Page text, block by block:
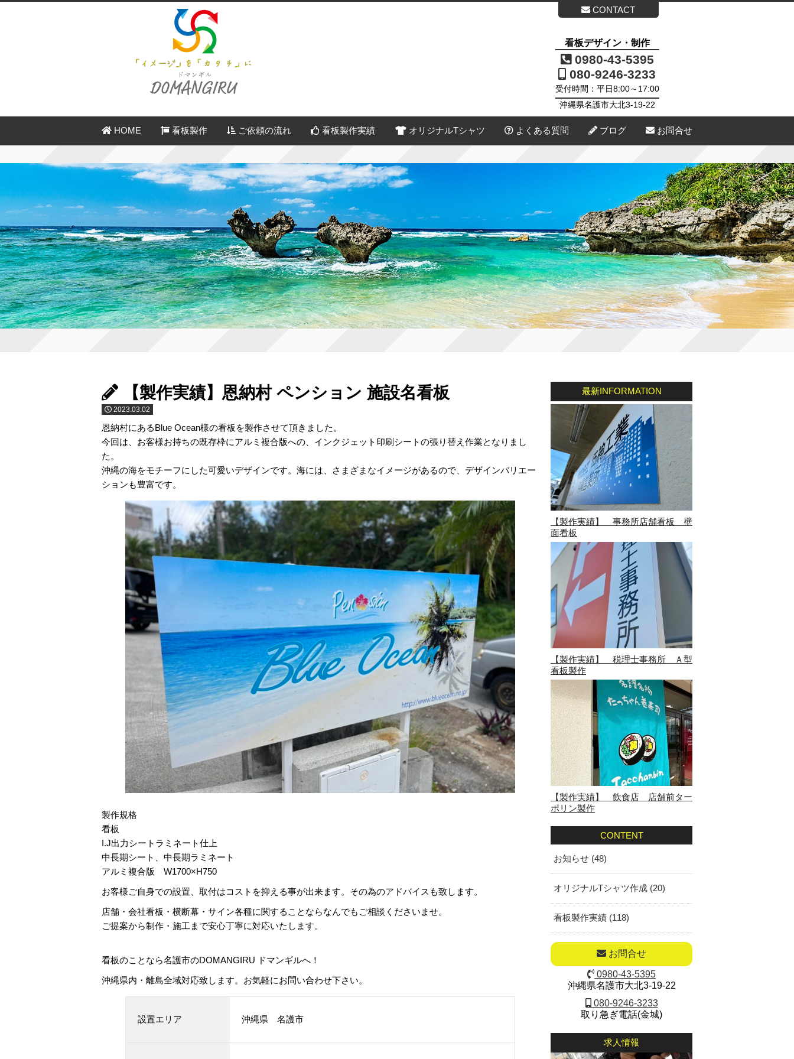
CONTACT
看板デザイン・制作
0980-43-5395
080-9246-3233
受付時間：平日8:00～17:00
沖縄県名護市大北3-19-22
HOME 看板製作 ご依頼の流れ 看板製作実績 オリジナルTシャツ よくある質問 ブログ お問合せ
【製作実績】恩納村 ペンション 施設名看板
2023.03.02
恩納村にあるBlue Ocean様の看板を製作させて頂きました。
今回は、お客様お持ちの既存枠にアルミ複合版への、インクジェット印刷シートの張り替え作業となりまし
た。
沖縄の海をモチーフにした可愛いデザインです。海には、さまざまなイメージがあるので、デザインバリエー
ションも豊富です。
製作規格
看板
I.J出力シートラミネート仕上
中長期シート、中長期ラミネート
アルミ複合版 W1700×H750
お客様ご自身での設置、取付はコストを抑える事が出来ます。その為のアドバイスも致します。
店舗・会社看板・横断幕・サイン各種に関することならなんでもご相談くださいませ。
ご提案から制作・施工まで安心丁寧に対応いたします。
看板のことなら名護市のDOMANGIRU ドマンギルへ！
沖縄県内・離島全域対応致します。お気軽にお問い合わせ下さい。
設置エリア 沖縄県 名護市
最新INFORMATION
【製作実績】 事務所店舗看板 壁
面看板
【製作実績】 税理士事務所 Ａ型
看板製作
【製作実績】 飲食店 店舗前ター
ポリン製作
CONTENT
お知らせ (48)
オリジナルTシャツ作成 (20)
看板製作実績 (118)
お問合せ
0980-43-5395
沖縄県名護市大北3-19-22
080-9246-3233
取り急ぎ電話(金城)
求人情報